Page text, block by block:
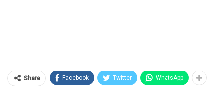
Share Facebook Twitter WhatsApp